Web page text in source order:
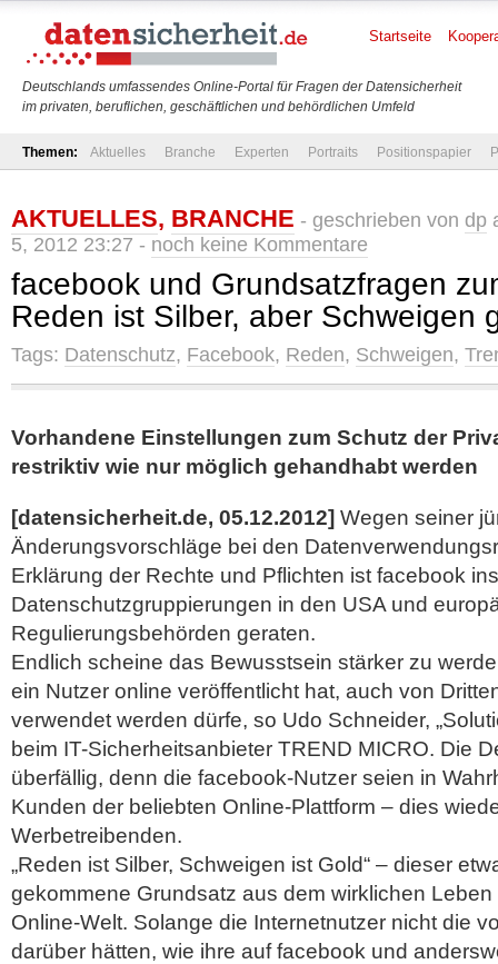
Deutschlands umfassendes Online-Portal für Fragen der Datensicherheit
im privaten, beruflichen, geschäftlichen und behördlichen Umfeld
Startseite
Themen: Aktuelles Branche Experten Portraits Positionspapier
AKTUELLES, BRANCHE - geschrieben von dp
5, 2012 23:27 - noch keine Kommentare
facebook und Grundsatzfragen
Reden ist Silber, aber Schweigen
Tags: Datenschutz, Facebook, Reden, Schweigen,
Vorhandene Einstellungen zum Schutz der
restriktiv wie nur möglich gehandhabt werden
[datensicherheit.de, 05.12.2012] Wegen seiner
Änderungsvorschläge bei den
Erklärung der Rechte und Pflichten ist facebook
Datenschutzgruppierungen in den USA und
Regulierungsbehörden geraten.
Endlich scheine das Bewusstsein stärker zu
ein Nutzer online veröffentlicht hat, auch von
verwendet werden dürfe, so Udo Schneider,
beim IT-Sicherheitsanbieter TREND MICRO. Die
überfällig, denn die facebook-Nutzer seien in
Kunden der beliebten Online-Plattform – dies
Werbetreibenden.
„Reden ist Silber, Schweigen ist Gold“ – dieser
gekommene Grundsatz aus dem wirklichen
Online-Welt. Solange die Internetnutzer nicht die
darüber hätten, wie ihre auf facebook und